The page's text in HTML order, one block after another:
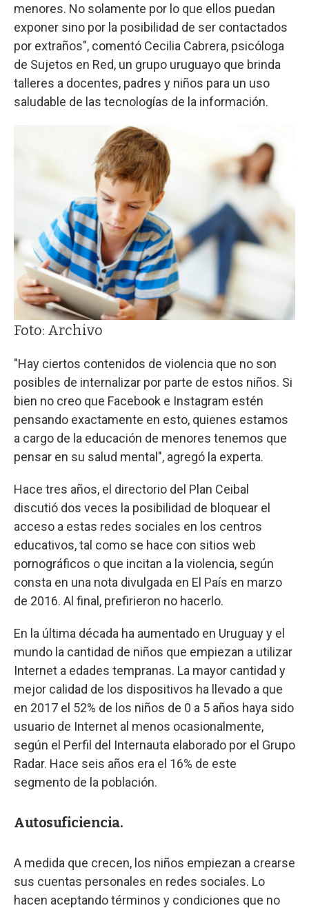
menores. No solamente por lo que ellos puedan
exponer sino por la posibilidad de ser contactados
por extraños", comentó Cecilia Cabrera, psicóloga
de Sujetos en Red, un grupo uruguayo que brinda
talleres a docentes, padres y niños para un uso
saludable de las tecnologías de la información.
Foto: Archivo
"Hay ciertos contenidos de violencia que no son
posibles de internalizar por parte de estos niños. Si
bien no creo que Facebook e Instagram estén
pensando exactamente en esto, quienes estamos
a cargo de la educación de menores tenemos que
pensar en su salud mental", agregó la experta.
Hace tres años, el directorio del Plan Ceibal
discutió dos veces la posibilidad de bloquear el
acceso a estas redes sociales en los centros
educativos, tal como se hace con sitios web
pornográficos o que incitan a la violencia, según
consta en una nota divulgada en El País en marzo
de 2016. Al final, prefirieron no hacerlo.
En la última década ha aumentado en Uruguay y el
mundo la cantidad de niños que empiezan a utilizar
Internet a edades tempranas. La mayor cantidad y
mejor calidad de los dispositivos ha llevado a que
en 2017 el 52% de los niños de 0 a 5 años haya sido
usuario de Internet al menos ocasionalmente,
según el Perfil del Internauta elaborado por el Grupo
Radar. Hace seis años era el 16% de este
segmento de la población.
Autosuficiencia.
A medida que crecen, los niños empiezan a crearse
sus cuentas personales en redes sociales. Lo
hacen aceptando términos y condiciones que no